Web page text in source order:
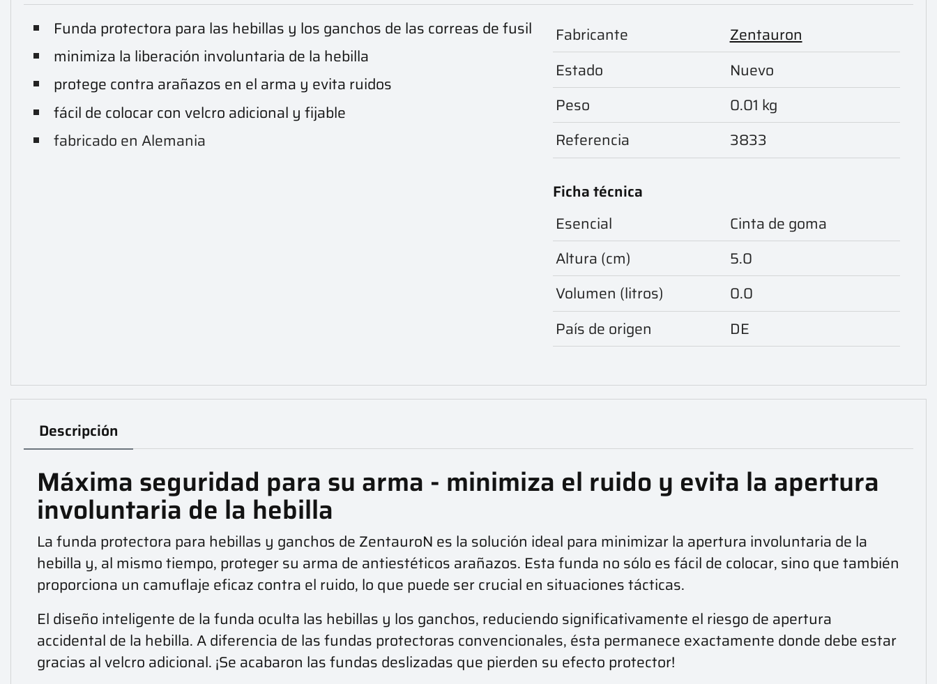
Funda protectora para las hebillas y los ganchos de las correas de fusil
minimiza la liberación involuntaria de la hebilla
protege contra arañazos en el arma y evita ruidos
fácil de colocar con velcro adicional y fijable
fabricado en Alemania
Fabricante
Zentauron
Estado
Nuevo
Peso
0.01 kg
Referencia
3833
Ficha técnica
Esencial
Cinta de goma
Altura (cm)
5.0
Volumen (litros)
0.0
País de origen
DE
Descripción
Máxima seguridad para su arma - minimiza el ruido y evita la apertura
involuntaria de la hebilla
La funda protectora para hebillas y ganchos de ZentauroN es la solución ideal para minimizar la apertura involuntaria de la
hebilla y, al mismo tiempo, proteger su arma de antiestéticos arañazos. Esta funda no sólo es fácil de colocar, sino que también
proporciona un camuflaje eficaz contra el ruido, lo que puede ser crucial en situaciones tácticas.
El diseño inteligente de la funda oculta las hebillas y los ganchos, reduciendo significativamente el riesgo de apertura
accidental de la hebilla. A diferencia de las fundas protectoras convencionales, ésta permanece exactamente donde debe estar
gracias al velcro adicional. ¡Se acabaron las fundas deslizadas que pierden su efecto protector!